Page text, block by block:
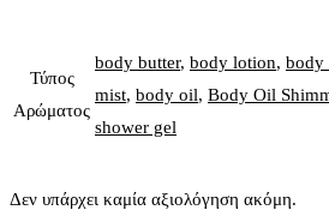
Τύπος
Αρώματος
body butter, body lotion, body
mist, body oil, Body Oil
shower gel
Δεν υπάρχει καμία αξιολόγηση ακόμη.